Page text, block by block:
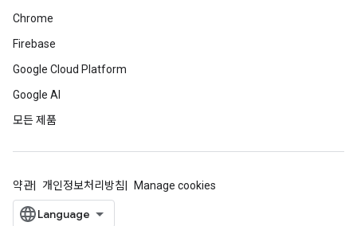
Chrome
Firebase
Google Cloud Platform
Google AI
모든 제품
약관 개인정보처리방침 Manage cookies